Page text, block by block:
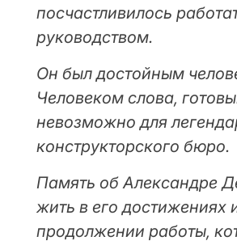
посчастливилось
руководством.
Он был достойным
Человеком слова,
невозможно для
конструкторского бюро.
Память об Александре
жить в его достижениях
продолжении работы,